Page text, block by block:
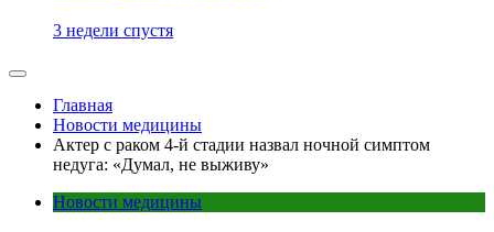
3 недели спустя
Главная
Новости медицины
Актер с раком 4-й стадии назвал ночной симптом
недуга: «Думал, не выживу»
Новости медицины